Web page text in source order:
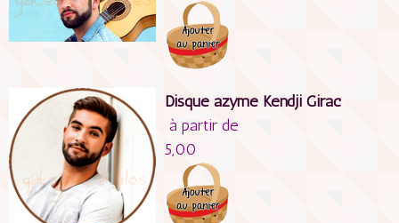
Disque azyme Kendji Girac
à partir de
5,00